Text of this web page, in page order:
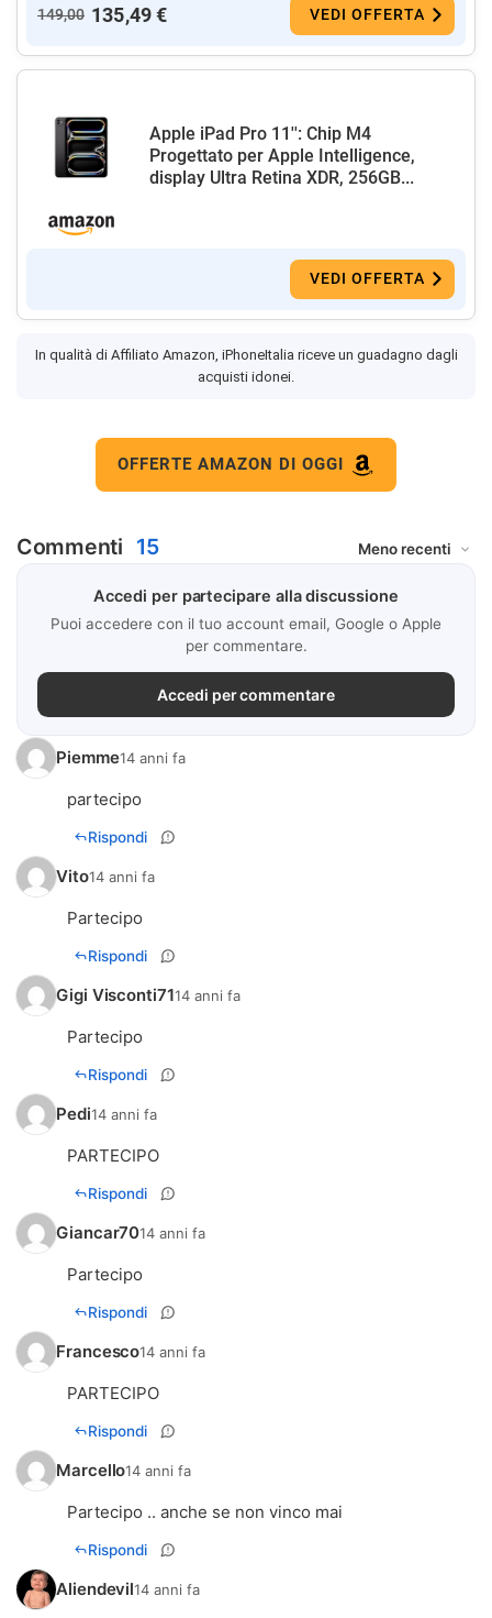
149,00 135,49 € VEDI OFFERTA
Apple iPad Pro 11'': Chip M4
Progettato per Apple Intelligence,
display Ultra Retina XDR, 256GB...
VEDI OFFERTA
In qualità di Affiliato Amazon, iPhoneItalia riceve un guadagno dagli
acquisti idonei.
OFFERTE AMAZON DI OGGI
Commenti 15
Accedi per partecipare alla discussione
Puoi accedere con il tuo account email, Google o Apple
per commentare.
Accedi per commentare
Piemme14 anni fa
partecipo
Rispondi
Vito14 anni fa
Partecipo
Rispondi
Gigi Visconti7114 anni fa
Rispondi
Pedi14 anni fa
PARTECIPO
Rispondi
Giancar7014 anni fa
Partecipo
Rispondi
Francesco14 anni fa
PARTECIPO
Rispondi
Marcello14 anni fa
Partecipo .. anche se non vinco mai
Rispondi
Aliendevil14 anni fa